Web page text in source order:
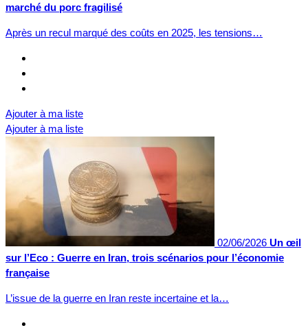
marché du porc fragilisé
Après un recul marqué des coûts en 2025, les tensions…
Ajouter à ma liste
Ajouter à ma liste
02/06/2026 Un œil
sur l’Eco : Guerre en Iran, trois scénarios pour l’économie
française
L’issue de la guerre en Iran reste incertaine et la…